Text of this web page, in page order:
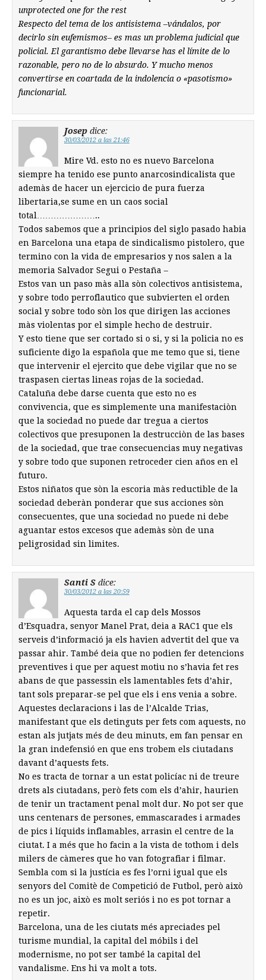
unprotected one for the rest
Respecto del tema de los antisistema –vándalos, por
decirlo sin eufemismos– es mas un problema judicial que
policial. El garantismo debe llevarse has el límite de lo
razonable, pero no de lo absurdo. Y mucho menos
convertirse en coartada de la indolencia o «pasotismo»
funcionarial.
Josep dice:
30/03/2012 a las 21:46
Mire Vd. esto no es nuevo Barcelona
siempre ha tenido ese punto anarcosindicalista que
ademàs de hacer un ejercicio de pura fuerza
libertaria,se sume en un caos social
total…………………..
Todos sabemos que a principios del siglo pasado habia
en Barcelona una etapa de sindicalismo pistolero, que
termino con la vida de empresarios y nos salen a la
memoria Salvador Segui o Pestaña –
Estos van un paso màs alla sòn colectivos antisistema,
y sobre todo perroflautico que subvierten el orden
social y sobre todo sòn los que dirigen las acciones
màs violentas por el simple hecho de destruir.
Y esto tiene que ser cortado si o si, y si la policia no es
suficiente digo la española que me temo que si, tiene
que intervenir el ejercito que debe vigilar que no se
traspasen ciertas lineas rojas de la sociedad.
Cataluña debe darse cuenta que esto no es
convivencia, que es simplemente una manifestaciòn
que la sociedad no puede dar tregua a ciertos
colectivos que presuponen la destrucciòn de las bases
de la sociedad, que trae consecuencias muy negativas
y sobre todo que suponen retroceder cien años en el
futuro.
Estos niñatos que sòn la escoria màs reductible de la
sociedad deberàn ponderar que sus acciones sòn
consecuentes, que una sociedad no puede ni debe
aguantar estos excesos que ademàs sòn de una
peligrosidad sin limites.
Santi S dice:
30/03/2012 a las 20:59
Aquesta tarda el cap dels Mossos
d’Esquadra, senyor Manel Prat, deia a RAC1 que els
serveis d’informació ja els havien advertit del que va
passar ahir. També deia que no podien fer detencions
preventives i que per aquest motiu no s’havia fet res
abans de que passessin els lamentables fets d’ahir,
tant sols preparar-se pel que els i ens venia a sobre.
Aquestes declaracions i las de l’Alcalde Trias,
manifestant que els detinguts per fets com aquests, no
estan als jutjats més de deu minuts, em fan pensar en
la gran indefensió en que ens trobem els ciutadans
davant d’aquests fets.
No es tracta de tornar a un estat policíac ni de treure
drets als ciutadans, però fets com els d’ahir, haurien
de tenir un tractament penal molt dur. No pot ser que
uns centenars de persones, emmascarades i armades
de pics i líquids inflamables, arrasin el centre de la
ciutat. I a més que ho facin a la vista de tothom i dels
milers de càmeres que ho van fotografiar i filmar.
Sembla com si la justícia es fes l’orni igual que els
senyors del Comitè de Competició de Futbol, però això
no es un joc, això es molt seriós i no es pot tornar a
repetir.
Barcelona, una de les ciutats més apreciades pel
turisme mundial, la capital del móbils i del
modernisme, no pot ser també la capital del
vandalisme. Ens hi va molt a tots.